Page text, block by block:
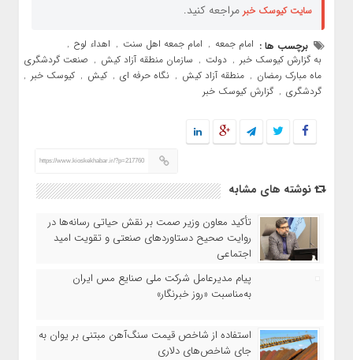
سایت کیوسک خبر مراجعه کنید.
برچسب ها : امام جمعه , امام جمعه اهل سنت , اهداء لوح ,
به گزارش کیوسک خبر , دولت , سازمان منطقه آزاد کیش , صنعت گردشگری
ماه مبارک رمضان , منطقه آزاد کیش , نگاه حرفه ای , کیش , کیوسک خبر ,
گردشگری , گزارش کیوسک خبر
https://www.kioskekhabar.ir/?p=217760
نوشته های مشابه
تأکید معاون وزیر صمت بر نقش حیاتی رسانه‌ها در
روایت صحیح دستاوردهای صنعتی و تقویت امید
اجتماعی
پیام مدیرعامل شرکت ملی صنایع مس ایران
به‌مناسبت «روز خبرنگار»
استفاده از شاخص قیمت سنگ‌آهن مبتنی بر یوان به
جای شاخص‌های دلاری